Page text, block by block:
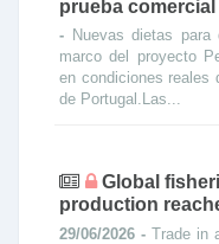
prueba
- Nuevas dietas para
marco del proyecto
en condiciones reales
de Portugal.Las...
Global
production
29/06/2026 - Trade in